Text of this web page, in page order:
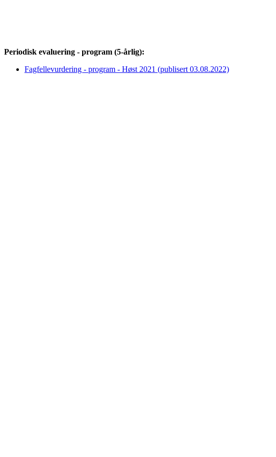
Periodisk evaluering - program (5-årlig):
Fagfellevurdering - program - Høst 2021 (publisert 03.08.2022)